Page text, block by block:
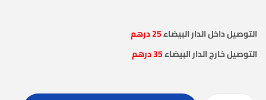
التوصيل داخل الدار البيضاء25 درهم
التوصيل خارج الدار البيضاء35 درهم